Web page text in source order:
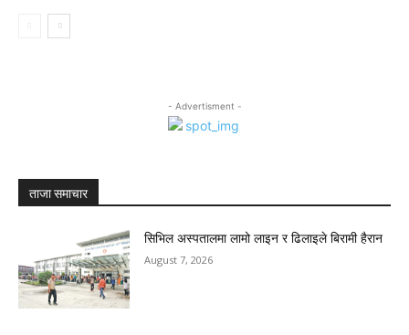
- Advertisment -
ताजा समाचार
सिभिल अस्पतालमा लामो लाइन र ढिलाइले बिरामी हैरान
August 7, 2026